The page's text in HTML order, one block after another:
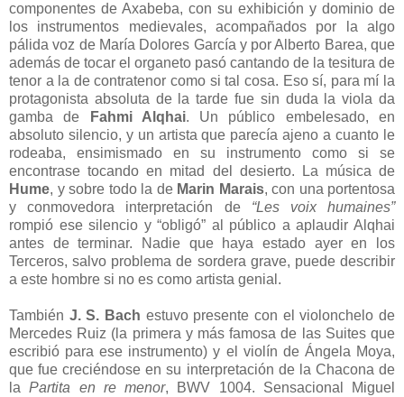
componentes de Axabeba, con su exhibición y dominio de
los instrumentos medievales, acompañados por la algo
pálida voz de María Dolores García y por Alberto Barea, que
además de tocar el organeto pasó cantando de la tesitura de
tenor a la de contratenor como si tal cosa. Eso sí, para mí la
protagonista absoluta de la tarde fue sin duda la viola da
gamba de
Fahmi Alqhai. Un público embelesado, en
absoluto silencio, y un artista que parecía ajeno a cuanto le
rodeaba, ensimismado en su instrumento como si se
encontrase tocando en mitad del desierto. La música de
Hume, y sobre todo la de Marin Marais, con una portentosa
y conmovedora interpretación de “Les voix humaines”
rompió ese silencio y “obligó” al público a aplaudir Alqhai
antes de terminar. Nadie que haya estado ayer en los
Terceros, salvo problema de sordera grave, puede describir
a este hombre si no es como artista genial.
También J. S. Bach estuvo presente con el violonchelo de
Mercedes Ruiz (la primera y más famosa de las Suites que
escribió para ese instrumento) y el violín de Ángela Moya,
que fue creciéndose en su interpretación de la Chacona de
laPartita en re menor, BWV 1004. Sensacional Miguel